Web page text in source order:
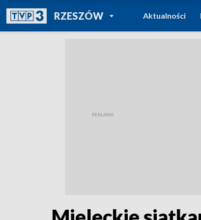
RZESZÓWPOWRÓT DO
TVP REGIONY
Aktualności